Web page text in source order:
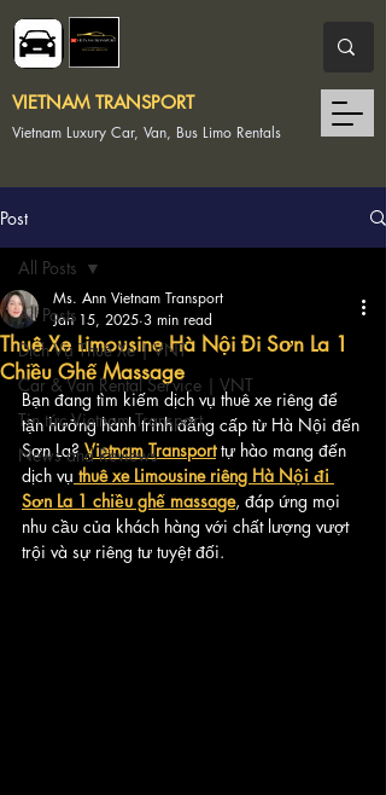
Vietnam Luxury Car, Van, Bus Limo Rentals
VIETNAM TRANSPORT
Post
All Posts
Dịch Vụ Thuê Xe | VNT
Car & Van Rental Service | VNT
Tin tức Vietnam Transport
News and Reviews
All Posts
Thuê Xe Limousine Hà Nội Đi Sơn La 1
Chiều Ghế Massage
Ms. Ann Vietnam Transport
Jan 15, 2025 3 min read
Bạn đang tìm kiếm dịch vụ thuê xe riêng để
tận hưởng hành trình đẳng cấp từ Hà Nội đến
Sơn La? Vietnam Transport tự hào mang đến
dịch vụ thuê xe Limousine riêng Hà Nội đi
Sơn La 1 chiều ghế massage, đáp ứng mọi
nhu cầu của khách hàng với chất lượng vượt
trội và sự riêng tư tuyệt đối.